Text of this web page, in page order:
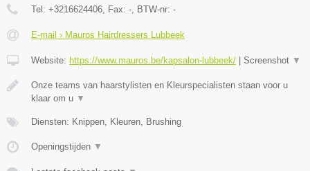
Tel: +3216624406 , Fax: - , BTW-nr: -
E-mail › Mauros Hairdressers Lubbeek
Website: https://www.mauros.be/kapsalon-lubbeek/ Screenshot ▼
Onze teams van haarstylisten en Kleurspecialisten staan voor u
klaar om u ▼
Diensten: Knippen, Kleuren, Brushing
Openingstijden ▼